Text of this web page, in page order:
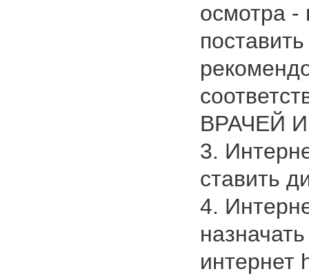
осмотра
ВРАЧЕЙ
3.
ставить
4.
интернет